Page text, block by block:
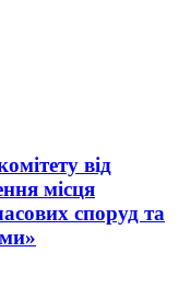
від
місця
споруд та